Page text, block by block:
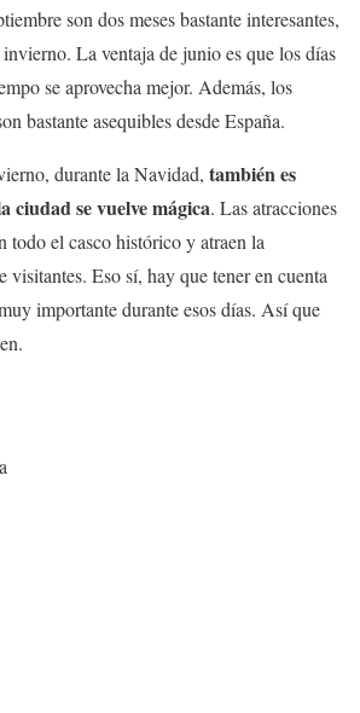
son dos meses bastante interesantes,
La ventaja de junio es que los días
se aprovecha mejor. Además, los
bastante asequibles desde España.
durante la Navidad, también es
ciudad se vuelve mágica. Las atracciones
todo el casco histórico y atraen la
visitantes. Eso sí, hay que tener en cuenta
importante durante esos días. Así que